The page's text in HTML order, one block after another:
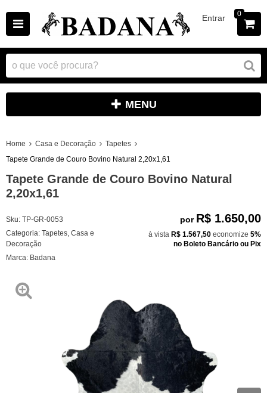
Entrar 0
MENU
Home Casa e Decoração
Tapetes
Tapete Grande de Couro Bovino Natural 2,20x1,61
Tapete Grande de Couro Bovino Natural
2,20x1,61
Sku: TP-GR-0053
Categoria: Tapetes Casa e
Decoração
Marca: Badana
por R$ 1.650,00
à vista R$ 1.567,50 economize 5%
no Boleto Bancário ou Pix